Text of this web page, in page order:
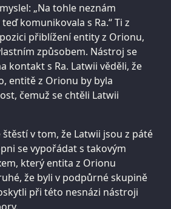
„Na tohle neznám
komunikovala s Ra.“ Ti z
přiblížení entity z Orionu,
způsobem. Nástroj se
kontakt s Ra. Latwii věděli, že
entitě z Orionu by byla
čemuž se chtěli Latwii
v tom, že Latwii jsou z páté
se vypořádat s takovým
který entita z Orionu
že byli v podpůrné skupině
při této nesnázi nástroji